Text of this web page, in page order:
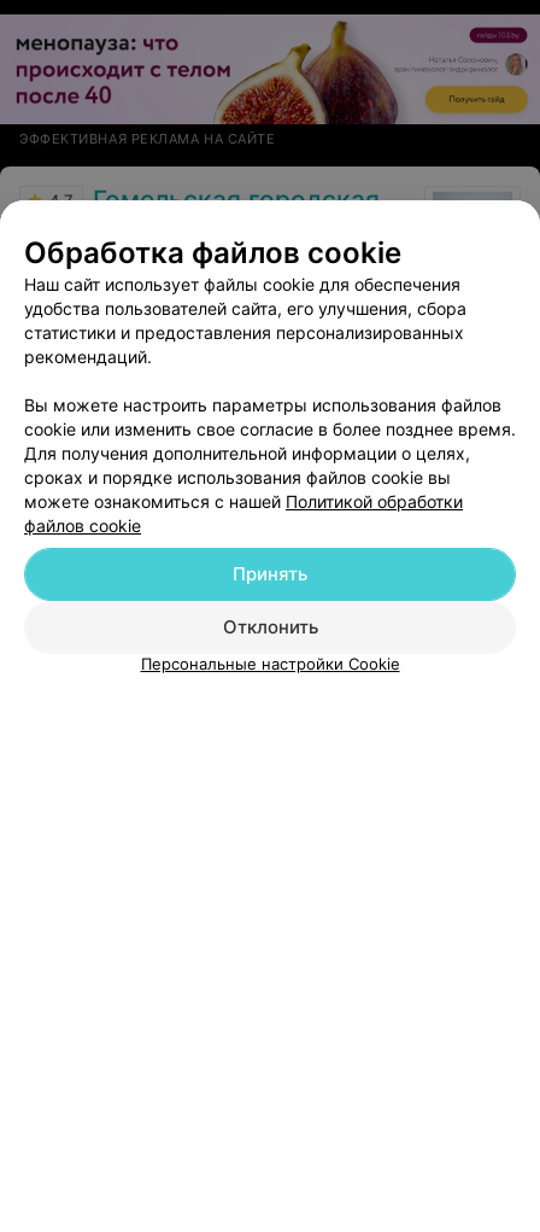
ЭФФЕКТИВНАЯ РЕКЛАМА НА САЙТЕ
4.7 Гомельская городская клиническая больница №1
Отзыв. Глинка Кристина Эдуардовна терапевт вы
ЧЕЛОВЕК и ВРАЧ с большой душой и высоким
профессионализмом
Добавить компанию
Обработка файлов cookie
Наш сайт использует файлы cookie для обеспечения
удобства пользователей сайта, его улучшения, сбора
статистики и предоставления персонализированных
рекомендаций.
Вы можете настроить параметры использования файлов
cookie или изменить свое согласие в более позднее время.
Для получения дополнительной информации о целях,
сроках и порядке использования файлов cookie вы
можете ознакомиться с нашей Политикой обработки
файлов cookie
Отклонить
Принять
Персональные настройки Cookie